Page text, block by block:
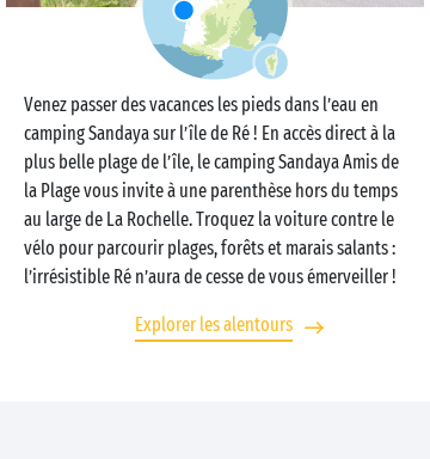
Venez passer des vacances les pieds dans l’eau en
camping Sandaya sur l’île de Ré ! En accès direct à la
plus belle plage de l’île, le camping Sandaya Amis de
la Plage vous invite à une parenthèse hors du temps
au large de La Rochelle. Troquez la voiture contre le
vélo pour parcourir plages, forêts et marais salants :
l’irrésistible Ré n’aura de cesse de vous émerveiller !
Explorer les alentours